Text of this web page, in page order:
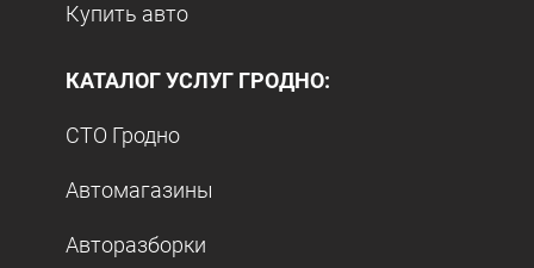
Купить авто
КАТАЛОГ УСЛУГ ГРОДНО:
СТО Гродно
Автомагазины
Авторазборки